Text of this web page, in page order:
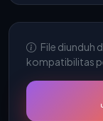
File diunduh
kompatibilitas